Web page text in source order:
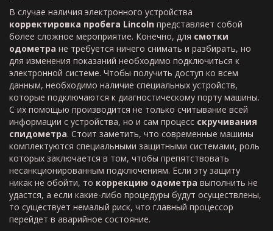
В случае наличия электронного устройства
корректировка пробега Lincoln представляет собой
более сложное мероприятие. Конечно, для смотки
одометра не требуется ничего снимать и разбирать, но
для изменения показаний необходимо подключиться к
электронной системе. Чтобы получить доступ ко всем
данным, необходимо наличие специальных устройств,
которые подключаются к диагностическому порту машины.
С их помощью производится не только считывание всей
информации с устройства, но и сам процесс скручивания
спидометра. Стоит заметить, что современные машины
комплектуются специальными защитными системами, роль
которых заключается в том, чтобы препятствовать
несанкционированным подключениям. Если эту защиту
никак не обойти, то коррекцию одометра выполнить не
удастся, а если какие-либо процедуры будут осуществлены,
то существует немалый риск, что главный процессор
перейдет в аварийное состояние.